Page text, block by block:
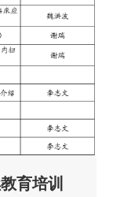
育培训